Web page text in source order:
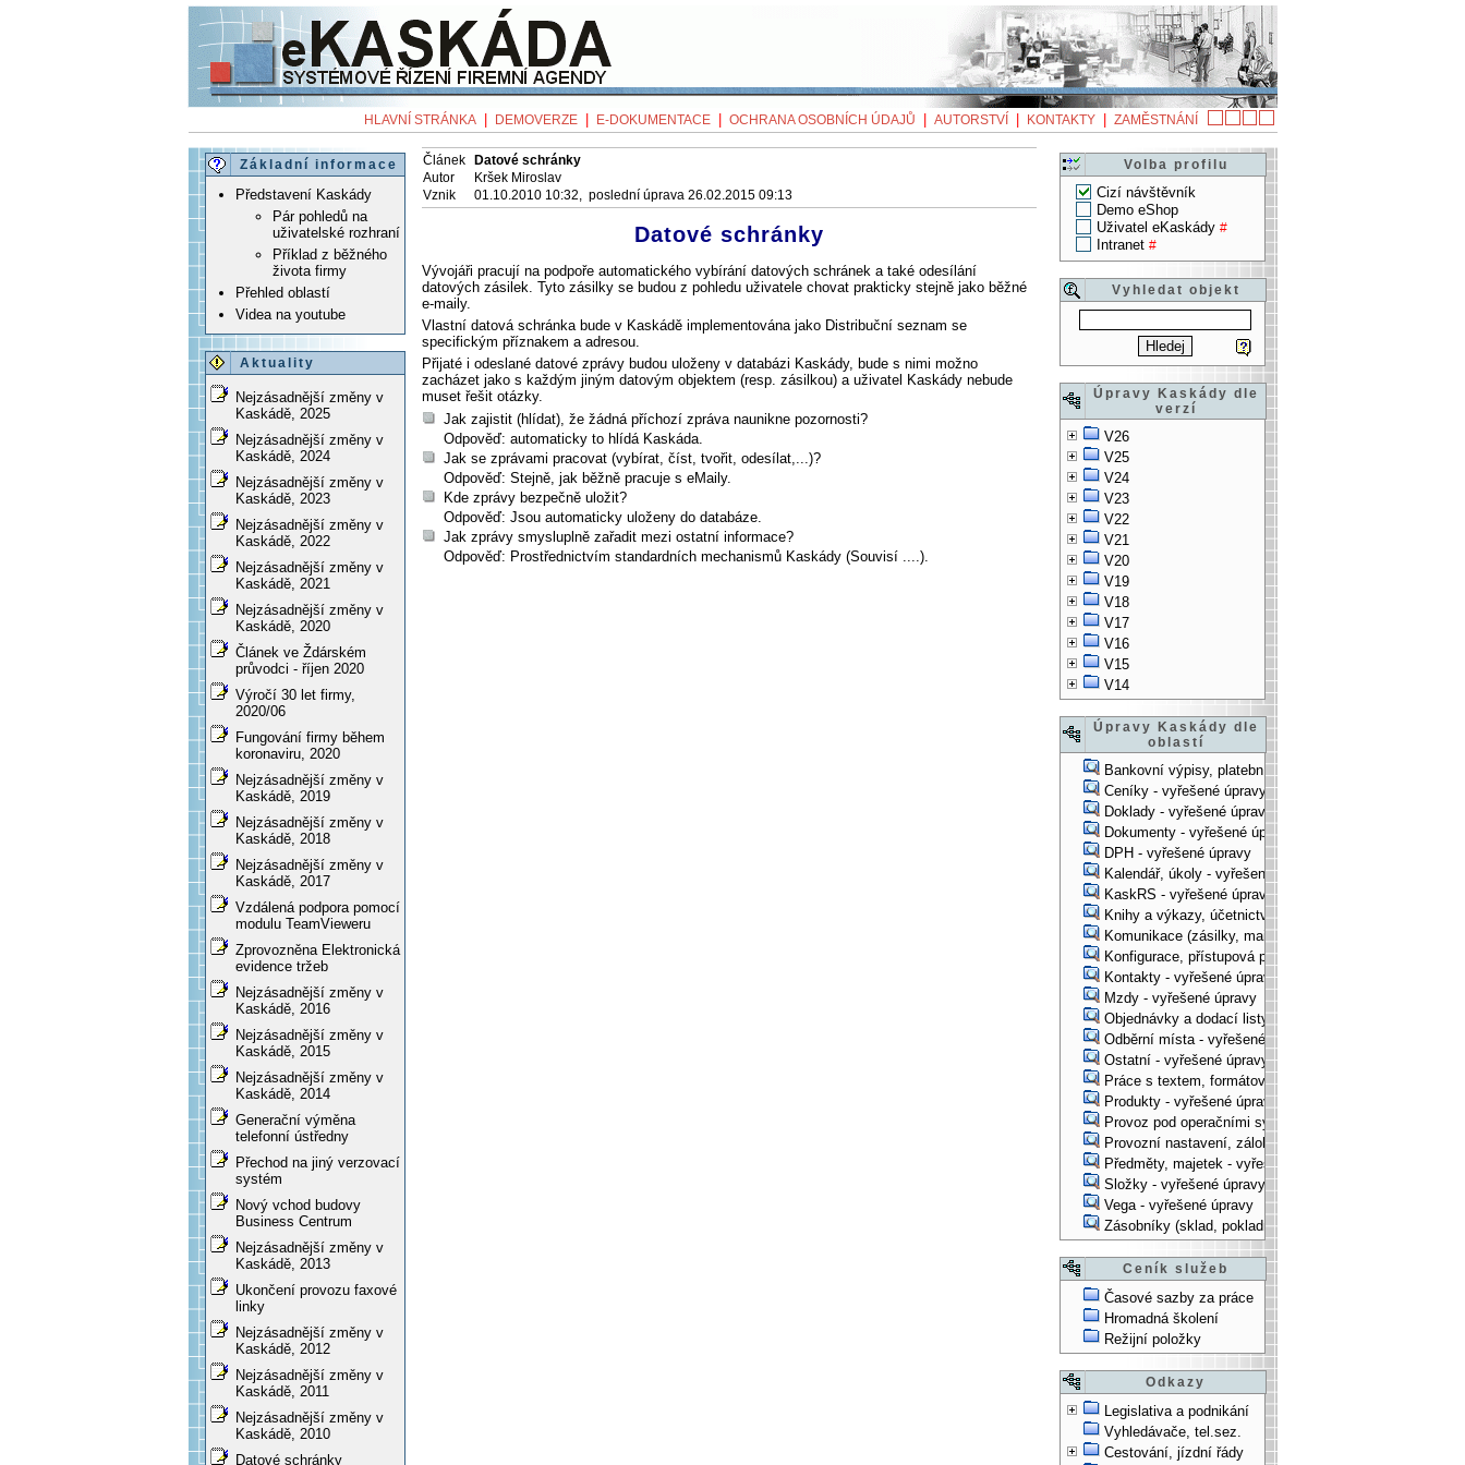
HLAVNÍ STRÁNKA DEMOVERZE E-DOKUMENTACE OCHRANA OSOBNÍCH ÚDAJŮ AUTORSTVÍ KONTAKTY ZAMĚSTNÁNÍ
Základní informace
Představení Kaskády
Pár pohledů na
uživatelské rozhraní
Příklad z běžného
života firmy
Přehled oblastí
Videa na youtube
Aktuality
Nejzásadnější změny v
Kaskádě, 2025
Nejzásadnější změny v
Kaskádě, 2024
Nejzásadnější změny v
Kaskádě, 2023
Nejzásadnější změny v
Kaskádě, 2022
Nejzásadnější změny v
Kaskádě, 2021
Nejzásadnější změny v
Kaskádě, 2020
Článek ve Ždárském
průvodci - říjen 2020
Výročí 30 let firmy,
2020/06
Fungování firmy během
koronaviru, 2020
Nejzásadnější změny v
Kaskádě, 2019
Nejzásadnější změny v
Kaskádě, 2018
Nejzásadnější změny v
Kaskádě, 2017
Vzdálená podpora pomocí
modulu TeamVieweru
Zprovozněna Elektronická
evidence tržeb
Nejzásadnější změny v
Kaskádě, 2016
Nejzásadnější změny v
Kaskádě, 2015
Nejzásadnější změny v
Kaskádě, 2014
Generační výměna
telefonní ústředny
Přechod na jiný verzovací
systém
Nový vchod budovy
Business Centrum
Nejzásadnější změny v
Kaskádě, 2013
Ukončení provozu faxové
linky
Nejzásadnější změny v
Kaskádě, 2012
Nejzásadnější změny v
Kaskádě, 2011
Nejzásadnější změny v
Kaskádě, 2010
Datové schránky
Volba profilu
Cizí návštěvník
Demo eShop
Uživatel eKaskády #
Intranet #
Vyhledat objekt
Úpravy Kaskády dle
verzí
V26
V25
V24
V23
V22
V21
V20
V19
V18
V17
V16
V15
V14
Úpravy Kaskády dle
oblastí
Bankovní výpisy, platební příkazy - vyřešené úpravy
Ceníky - vyřešené úpravy
Doklady - vyřešené úpravy
Dokumenty - vyřešené úpravy
DPH - vyřešené úpravy
Kalendář, úkoly - vyřešené úpravy
KaskRS - vyřešené úpravy
Knihy a výkazy, účetnictví - vyřešené úpravy
Komunikace (zásilky, mail-systém, ...) - vyřešené úpravy
Konfigurace, přístupová práva, ... - vyřešené úpravy
Kontakty - vyřešené úpravy
Mzdy - vyřešené úpravy
Objednávky a dodací listy - vyřešené úpravy
Odběrní místa - vyřešené úpravy
Ostatní - vyřešené úpravy
Práce s textem, formátování, ... - vyřešené úpravy
Produkty - vyřešené úpravy
Provoz pod operačními systémy, technologické věci -
Provozní nastavení, zálohování, instalace, ... -
Předměty, majetek - vyřešené úpravy
Složky - vyřešené úpravy
Vega - vyřešené úpravy
Zásobníky (sklad, pokladna, bank. účet) - vyřešené
Ceník služeb
Časové sazby za práce
Hromadná školení
Režijní položky
Odkazy
Legislativa a podnikání
Vyhledávače, tel.sez.
Cestování, jízdní řády
Článek
Datové schránky
Autor
Kršek Miroslav
Vznik
01.10.2010 10:32, poslední úprava 26.02.2015 09:13
Datové schránky
Vývojáři pracují na podpoře automatického vybírání datových schránek a také odesílání
datových zásilek. Tyto zásilky se budou z pohledu uživatele chovat prakticky stejně jako běžné
e-maily.
Vlastní datová schránka bude v Kaskádě implementována jako Distribuční seznam se
specifickým příznakem a adresou.
Přijaté i odeslané datové zprávy budou uloženy v databázi Kaskády, bude s nimi možno
zacházet jako s každým jiným datovým objektem (resp. zásilkou) a uživatel Kaskády nebude
muset řešit otázky.
Jak zajistit (hlídat), že žádná příchozí zpráva naunikne pozornosti?
Odpověď: automaticky to hlídá Kaskáda.
Jak se zprávami pracovat (vybírat, číst, tvořit, odesílat,...)?
Odpověď: Stejně, jak běžně pracuje s eMaily.
Kde zprávy bezpečně uložit?
Odpověď: Jsou automaticky uloženy do databáze.
Jak zprávy smysluplně zařadit mezi ostatní informace?
Odpověď: Prostřednictvím standardních mechanismů Kaskády (Souvisí ....).